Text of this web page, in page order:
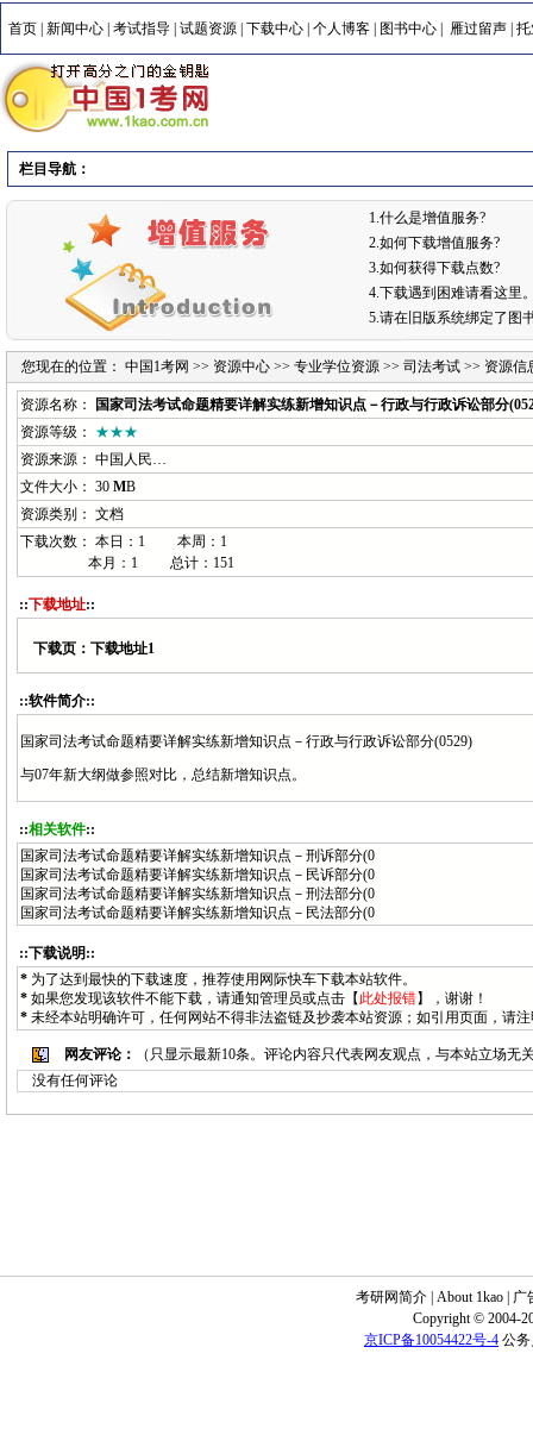
首页 新闻中心 考试指导 试题资源 下载中心 个人博客 图书中心 雁过留声
栏目导航：
1.什么是增值服务?
2.如何下载增值服务?
3.如何获得下载点数?
4.下载遇到困难请看这里
5.请在旧版系统绑定了图
您现在的位置： 中国1考网 >> 资源中心>> 专业学位资源>> 司法考试>> 资源信
资源名称：
国家司法考试命题精要详解实练新增知识点－行政与行政诉讼部分
资源等级：
★★★
资源来源： 中国人民…
文件大小： 30 MB
资源类别： 文档
下载次数： 本日： 1 本周： 1
本月： 1 总计： 151
::下载地址::
下载页： 下载地址1
::软件简介::
国家司法考试命题精要详解实练新增知识点－行政与行政诉讼部分(0529)
与07年新大纲做参照对比，总结新增知识点。
::相关软件::
国家司法考试命题精要详解实练新增知识点－刑诉部分(0
国家司法考试命题精要详解实练新增知识点－民诉部分(0
国家司法考试命题精要详解实练新增知识点－刑法部分(0
国家司法考试命题精要详解实练新增知识点－民法部分(0
::下载说明::
* 为了达到最快的下载速度，推荐使用网际快车下载本站软件。
* 如果您发现该软件不能下载，请通知管理员或点击【 此处报错】，谢谢！
* 未经本站明确许可，任何网站不得非法盗链及抄袭本站资源；如引用页面，请
网友评论：
（只显示最新10条。评论内容只代表网友观点，与本站立场无
没有任何评论
考研网简介 About 1kao
广
Copyright © 2004-
京ICP备10054422号-4 公